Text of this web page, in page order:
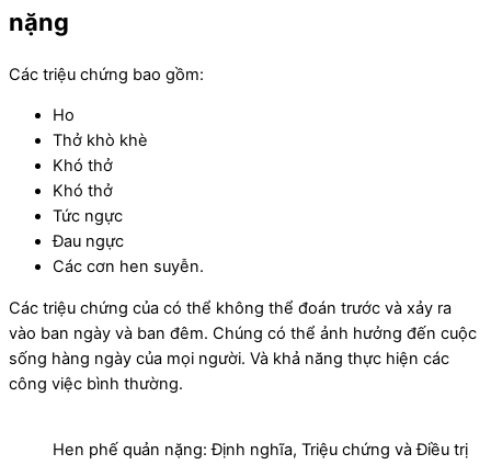
nặng
Các triệu chứng bao gồm:
Ho
Thở khò khè
Khó thở
Khó thở
Tức ngực
Đau ngực
Các cơn hen suyễn.
Các triệu chứng của có thể không thể đoán trước và xảy ra
vào ban ngày và ban đêm. Chúng có thể ảnh hưởng đến cuộc
sống hàng ngày của mọi người. Và khả năng thực hiện các
công việc bình thường.
Hen phế quản nặng: Định nghĩa, Triệu chứng và Điều trị